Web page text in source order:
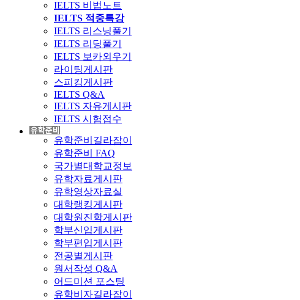
IELTS 비법노트
IELTS 적중특강
IELTS 리스닝풀기
IELTS 리딩풀기
IELTS 보카외우기
라이팅게시판
스피킹게시판
IELTS Q&A
IELTS 자유게시판
IELTS 시험접수
유학준비길라잡이
유학준비 FAQ
국가별대학교정보
유학자료게시판
유학영상자료실
대학랭킹게시판
대학원진학게시판
학부신입게시판
학부편입게시판
전공별게시판
원서작성 Q&A
어드미션 포스팅
유학비자길라잡이